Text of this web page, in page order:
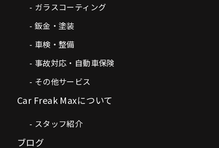
ガラスコーティング
鈑金・塗装
車検・整備
事故対応・自動車保険
その他サービス
Car Freak Maxについて
スタッフ紹介
ブログ